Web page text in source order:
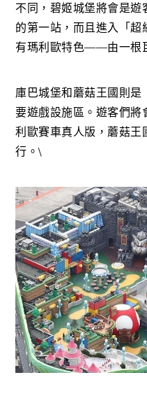
不同，碧姬城堡將會是遊
的第一站，而且進入「
有瑪利歐特色——由一根
庫巴城堡和蘑菇王國則
要遊戲設施區。遊客們
利歐賽車真人版，蘑菇
行。\